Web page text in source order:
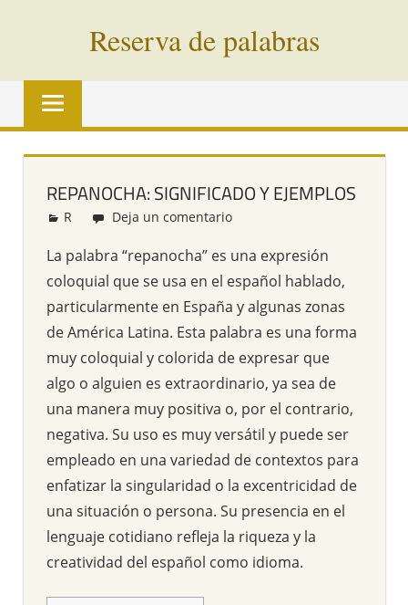
Reserva de palabras
Palabras
vías
todo
mundo
REPANOCHA: SIGNIFICADO Y EJEMPLOS
Redacción
R Deja un comentario
La palabra “repanocha” es una expresión
coloquial que se usa en el español hablado,
particularmente en España y algunas zonas
de América Latina. Esta palabra es una forma
muy coloquial y colorida de expresar que
algo o alguien es extraordinario, ya sea de
una manera muy positiva o, por el contrario,
negativa. Su uso es muy versátil y puede ser
empleado en una variedad de contextos para
enfatizar la singularidad o la excentricidad de
una situación o persona. Su presencia en el
lenguaje cotidiano refleja la riqueza y la
creatividad del español como idioma.